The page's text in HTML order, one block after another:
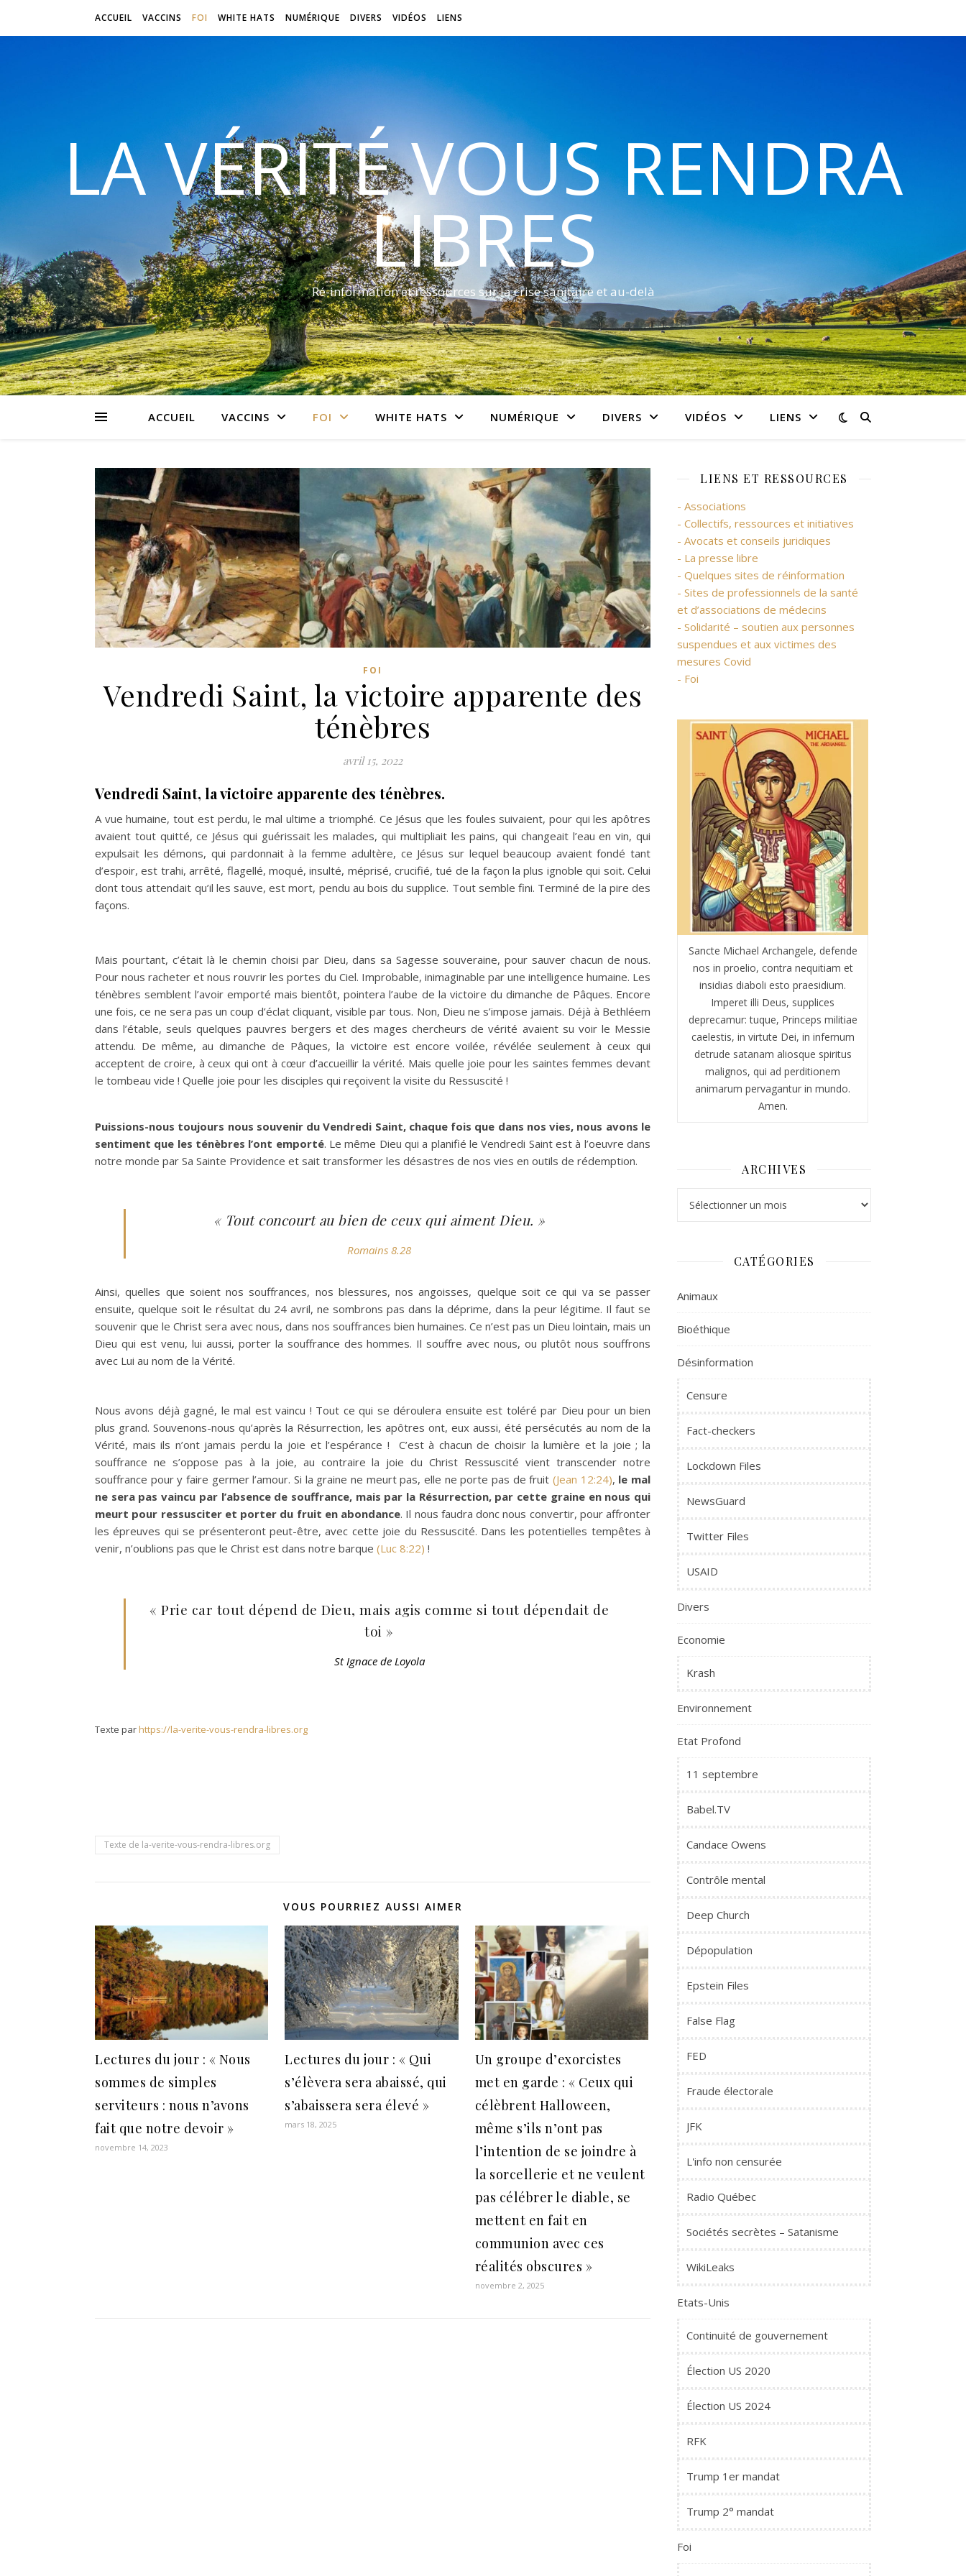
ACCUEIL VACCINS FOI WHITE HATS NUMÉRIQUE DIVERS VIDÉOS LIENS
LA VÉRITÉ VOUS RENDRA
LIBRES
Ré-information et ressources sur la crise sanitaire et au-delà
ACCUEIL VACCINS FOI WHITE HATS NUMÉRIQUE DIVERS VIDÉOS LIENS
FOI
Vendredi Saint, la victoire apparente des
ténèbres
avril 15, 2022
Vendredi Saint, la victoire apparente des ténèbres.
A vue humaine, tout est perdu, le mal ultime a triomphé. Ce Jésus que les foules suivaient, pour qui les apôtres
avaient tout quitté, ce Jésus qui guérissait les malades, qui multipliait les pains, qui changeait l’eau en vin, qui
expulsait les démons, qui pardonnait à la femme adultère, ce Jésus sur lequel beaucoup avaient fondé tant
d’espoir, est trahi, arrêté, flagellé, moqué, insulté, méprisé, crucifié, tué de la façon la plus ignoble qui soit. Celui
dont tous attendait qu’il les sauve, est mort, pendu au bois du supplice. Tout semble fini. Terminé de la pire des
façons.
Mais pourtant, c’était là le chemin choisi par Dieu, dans sa Sagesse souveraine, pour sauver chacun de nous.
Pour nous racheter et nous rouvrir les portes du Ciel. Improbable, inimaginable par une intelligence humaine. Les
ténèbres semblent l’avoir emporté mais bientôt, pointera l’aube de la victoire du dimanche de Pâques. Encore
une fois, ce ne sera pas un coup d’éclat cliquant, visible par tous. Non, Dieu ne s’impose jamais. Déjà à Bethléem
dans l’étable, seuls quelques pauvres bergers et des mages chercheurs de vérité avaient su voir le Messie
attendu. De même, au dimanche de Pâques, la victoire est encore voilée, révélée seulement à ceux qui
acceptent de croire, à ceux qui ont à cœur d’accueillir la vérité. Mais quelle joie pour les saintes femmes devant
le tombeau vide ! Quelle joie pour les disciples qui reçoivent la visite du Ressuscité !
Puissions-nous toujours nous souvenir du Vendredi Saint, chaque fois que dans nos vies, nous avons le
sentiment que les ténèbres l’ont emporté. Le même Dieu qui a planifié le Vendredi Saint est à l’oeuvre dans
notre monde par Sa Sainte Providence et sait transformer les désastres de nos vies en outils de rédemption.
« Tout concourt au bien de ceux qui aiment Dieu. »
Romains 8.28
Ainsi, quelles que soient nos souffrances, nos blessures, nos angoisses, quelque soit ce qui va se passer
ensuite, quelque soit le résultat du 24 avril, ne sombrons pas dans la déprime, dans la peur légitime. Il faut se
souvenir que le Christ sera avec nous, dans nos souffrances bien humaines. Ce n’est pas un Dieu lointain, mais un
Dieu qui est venu, lui aussi, porter la souffrance des hommes. Il souffre avec nous, ou plutôt nous souffrons
avec Lui au nom de la Vérité.
Nous avons déjà gagné, le mal est vaincu ! Tout ce qui se déroulera ensuite est toléré par Dieu pour un bien
plus grand. Souvenons-nous qu’après la Résurrection, les apôtres ont, eux aussi, été persécutés au nom de la
Vérité, mais ils n’ont jamais perdu la joie et l’espérance ! C’est à chacun de choisir la lumière et la joie ; la
souffrance ne s’oppose pas à la joie, au contraire la joie du Christ Ressuscité vient transcender notre
souffrance pour y faire germer l’amour. Si la graine ne meurt pas, elle ne porte pas de fruit (Jean 12:24), le mal
ne sera pas vaincu par l’absence de souffrance, mais par la Résurrection, par cette graine en nous qui
meurt pour ressusciter et porter du fruit en abondance. Il nous faudra donc nous convertir, pour affronter
les épreuves qui se présenteront peut-être, avec cette joie du Ressuscité. Dans les potentielles tempêtes à
venir, n’oublions pas que le Christ est dans notre barque (Luc 8:22) !
« Prie car tout dépend de Dieu, mais agis comme si tout dépendait de
toi »
St Ignace de Loyola
Texte parhttps://la-verite-vous-rendra-libres.org
Texte de la-verite-vous-rendra-libres.org
VOUS POURRIEZ AUSSI AIMER
Lectures du jour : « Nous
sommes de simples
serviteurs : nous n’avons
fait que notre devoir »
novembre 14, 2023
Lectures du jour : « Qui
s’élèvera sera abaissé, qui
s’abaissera sera élevé »
mars 18, 2025
Un groupe d’exorcistes
met en garde : « Ceux qui
célèbrent Halloween,
même s’ils n’ont pas
l’intention de se joindre à
la sorcellerie et ne veulent
pas célébrer le diable, se
mettent en fait en
communion avec ces
réalités obscures »
novembre 2, 2025
LIENS ET RESSOURCES
- Associations
- Collectifs, ressources et initiatives
- Avocats et conseils juridiques
- La presse libre
- Quelques sites de réinformation
- Sites de professionnels de la santé
et d’associations de médecins
- Solidarité – soutien aux personnes
suspendues et aux victimes des
mesures Covid
- Foi
Sancte Michael Archangele, defende
nos in proelio, contra nequitiam et
insidias diaboli esto praesidium.
Imperet illi Deus, supplices
deprecamur: tuque, Princeps militiae
caelestis, in virtute Dei, in infernum
detrude satanam aliosque spiritus
malignos, qui ad perditionem
animarum pervagantur in mundo.
Amen.
ARCHIVES
CATÉGORIES
Animaux
Bioéthique
Désinformation
Censure
Fact-checkers
Lockdown Files
NewsGuard
Twitter Files
USAID
Divers
Economie
Krash
Environnement
Etat Profond
11 septembre
Babel.TV
Candace Owens
Contrôle mental
Deep Church
Dépopulation
Epstein Files
False Flag
FED
Fraude électorale
JFK
L'info non censurée
Radio Québec
Sociétés secrètes – Satanisme
WikiLeaks
Etats-Unis
Continuité de gouvernement
Élection US 2020
Élection US 2024
RFK
Trump 1er mandat
Trump 2° mandat
Foi